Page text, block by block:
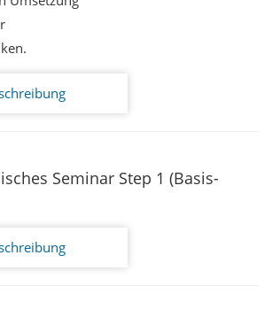
Seminar Step 1 (Basis-